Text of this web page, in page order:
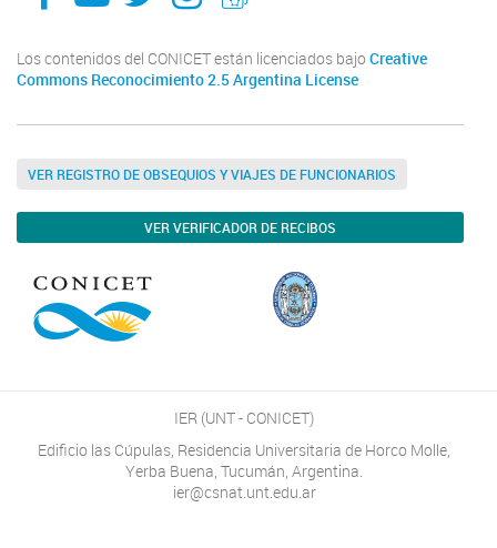
Los contenidos del CONICET están licenciados bajo Creative
Commons Reconocimiento 2.5 Argentina License
VER REGISTRO DE OBSEQUIOS Y VIAJES DE FUNCIONARIOS
VER VERIFICADOR DE RECIBOS
IER (UNT - CONICET)
Edificio las Cúpulas, Residencia Universitaria de Horco Molle,
Yerba Buena, Tucumán, Argentina.
ier@csnat.unt.edu.ar